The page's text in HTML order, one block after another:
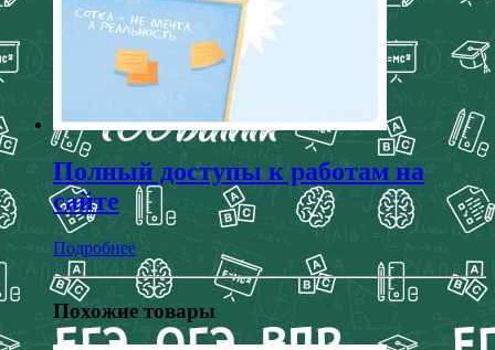
Полный доступы к работам на
сайте
Подробнее
Похожие товары